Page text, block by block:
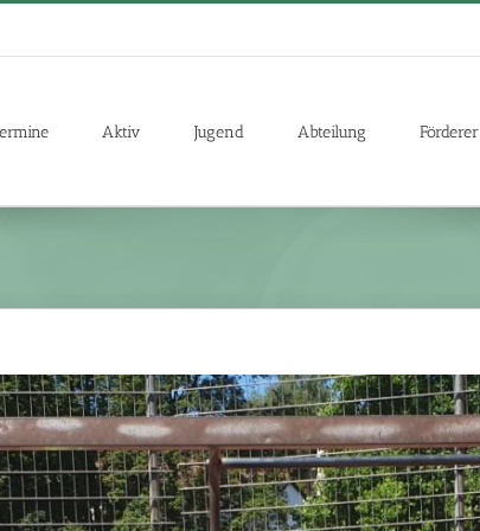
Aktiv Jugend Abteilung Förderer